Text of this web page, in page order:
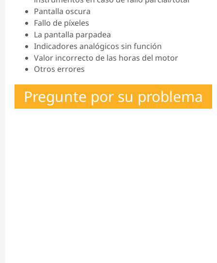
Pantalla oscura
Fallo de píxeles
La pantalla parpadea
Indicadores analógicos sin función
Valor incorrecto de las horas del motor
Otros errores
Pregunte por su problema